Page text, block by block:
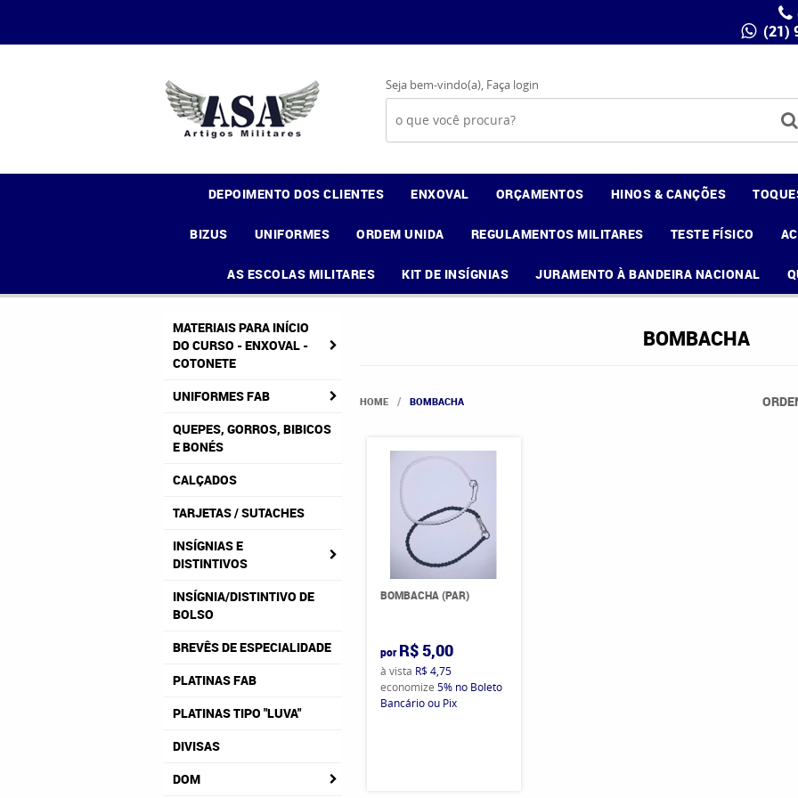
(21)
Seja bem-vindo(a), Faça login
DEPOIMENTO DOS CLIENTES ENXOVAL ORÇAMENTOS HINOS & CANÇÕES
BIZUS UNIFORMES ORDEM UNIDA REGULAMENTOS MILITARES TESTE FÍSICO
AS ESCOLAS MILITARES KIT DE INSÍGNIAS JURAMENTO À BANDEIRA NACIONAL
MATERIAIS PARA INÍCIO
DO CURSO - ENXOVAL -
COTONETE
UNIFORMES FAB
QUEPES, GORROS, BIBICOS
E BONÉS
CALÇADOS
TARJETAS / SUTACHES
INSÍGNIAS E
DISTINTIVOS
INSÍGNIA/DISTINTIVO DE
BOLSO
BREVÊS DE ESPECIALIDADE
PLATINAS FAB
PLATINAS TIPO "LUVA"
DIVISAS
DOM
BOMBACHA
HOME BOMBACHA
BOMBACHA (PAR)
por R$ 5,00
à vista R$ 4,75
economize 5% no Boleto
Bancário ou Pix